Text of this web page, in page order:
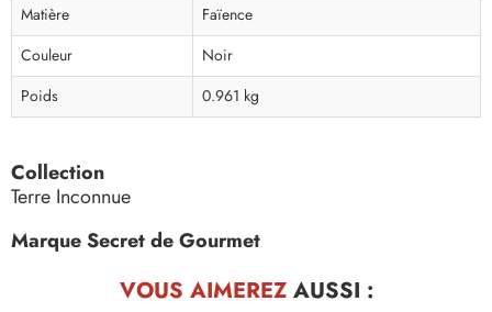
Matière
Faïence
Couleur
Noir
Poids
0.961 kg
Collection
Terre Inconnue
Marque Secret de Gourmet
VOUS AIMEREZAUSSI :